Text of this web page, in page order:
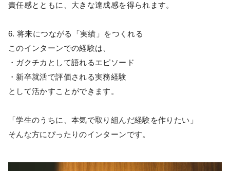
責任感とともに、大きな達成感を得られます。
6. 将来につながる「実績」をつくれる
このインターンでの経験は、
・ガクチカとして語れるエピソード
・新卒就活で評価される実務経験
として活かすことができます。
「学生のうちに、本気で取り組んだ経験を作りたい」
そんな方にぴったりのインターンです。